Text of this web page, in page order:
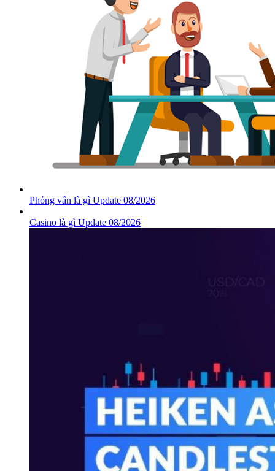
Phỏng vấn là gì Update 08/2026
Casino là gì Update 08/2026